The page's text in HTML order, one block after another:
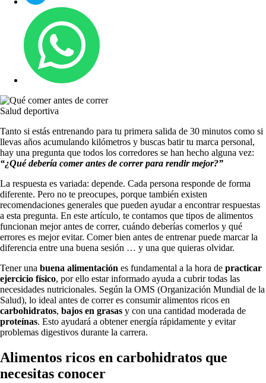
Salud deportiva
Tanto si estás entrenando para tu primera salida de 30 minutos como si
llevas años acumulando kilómetros y buscas batir tu marca personal,
hay una pregunta que todos los corredores se han hecho alguna vez:
“¿Qué debería comer antes de correr para rendir mejor?”
La respuesta es variada: depende. Cada persona responde de forma
diferente. Pero no te preocupes, porque también existen
recomendaciones generales que pueden ayudar a encontrar respuestas
a esta pregunta. En este artículo, te contamos que tipos de alimentos
funcionan mejor antes de correr, cuándo deberías comerlos y qué
errores es mejor evitar. Comer bien antes de entrenar puede marcar la
diferencia entre una buena sesión … y una que quieras olvidar.
Tener una buena alimentación es fundamental a la hora de practicar
ejercicio físico, por ello estar informado ayuda a cubrir todas las
necesidades nutricionales. Según la OMS (Organización Mundial de la
Salud), lo ideal antes de correr es consumir alimentos ricos en
carbohidratos, bajos en grasas y con una cantidad moderada de
proteínas. Esto ayudará a obtener energía rápidamente y evitar
problemas digestivos durante la carrera.
Alimentos ricos en carbohidratos que
necesitas conocer